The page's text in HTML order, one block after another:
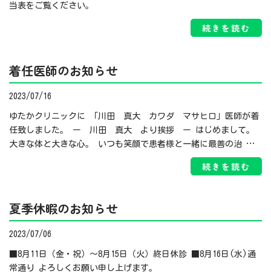
当表をご覧ください。
続きを読む
着任医師のお知らせ
2023/07/16
ゆたかクリニックに 「川田 真大 カワダ マサヒロ」医師が着
任致しました。 ー 川田 真大 より挨拶 ー はじめまして。
大きな体と大きな心。 いつも笑顔で患者様と一緒に最善の治 …
続きを読む
夏季休暇のお知らせ
2023/07/06
■8月11日（金・祝）～8月15日（火）終日休診 ■8月16日(水)通
常通り よろしくお願い申し上げます。